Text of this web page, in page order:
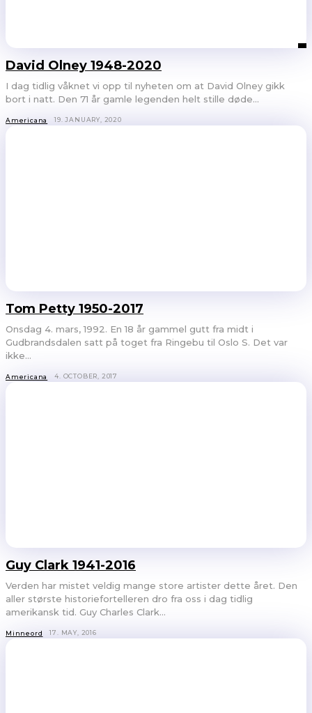
David Olney 1948-2020
I dag tidlig våknet vi opp til nyheten om at David Olney gikk
bort i natt. Den 71 år gamle legenden helt stille døde...
Americana 19. JANUARY, 2020
Tom Petty 1950-2017
Onsdag 4. mars, 1992. En 18 år gammel gutt fra midt i
Gudbrandsdalen satt på toget fra Ringebu til Oslo S. Det var
ikke...
Americana 4. OCTOBER, 2017
Guy Clark 1941-2016
Verden har mistet veldig mange store artister dette året. Den
aller største historiefortelleren dro fra oss i dag tidlig
amerikansk tid. Guy Charles Clark...
Minneord 17. MAY, 2016